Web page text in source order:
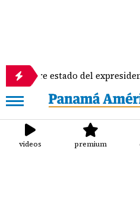
del expresidente tras
videos premium